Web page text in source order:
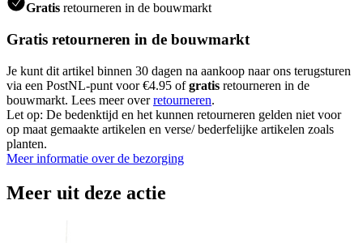
Gratis retourneren in de bouwmarkt
Gratis retourneren in de bouwmarkt
Je kunt dit artikel binnen 30 dagen na aankoop naar ons terugsturen
via een PostNL-punt voor €4.95 ofgratis retourneren in de
bouwmarkt. Lees meer overretourneren.
Let op: De bedenktijd en het kunnen retourneren gelden niet voor
op maat gemaakte artikelen en verse/ bederfelijke artikelen zoals
planten.
Meer informatie over de bezorging
Meer uit deze actie